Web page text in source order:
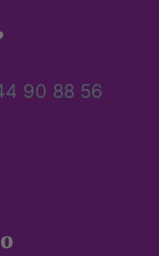
90 88 56